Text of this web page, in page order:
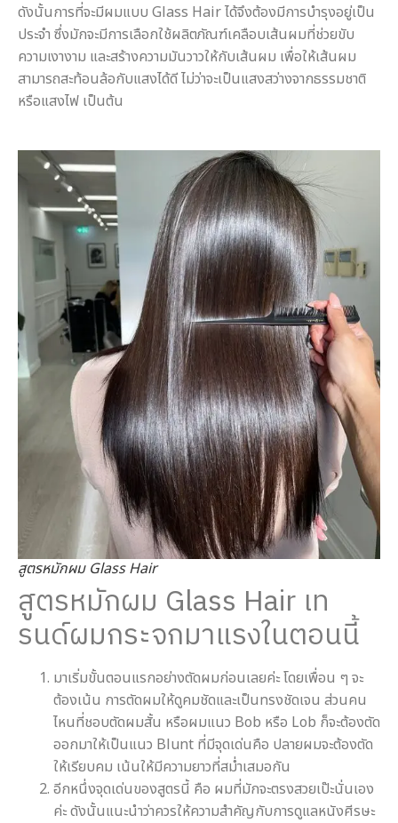
ดังนั้นการที่จะมีผมแบบ Glass Hair ได้จึงต้องมีการบำรุงอยู่เป็น
ประจำ ซึ่งมักจะมีการเลือกใช้ผลิตภัณฑ์เคลือบเส้นผมที่ช่วยขับ
ความเงางาม และสร้างความมันวาวให้กับเส้นผม เพื่อให้เส้นผม
สามารถสะท้อนล้อกับแสงได้ดี ไม่ว่าจะเป็นแสงสว่างจากธรรมชาติ
หรือแสงไฟ เป็นต้น
สูตรหมักผม Glass Hair
สูตรหมักผม Glass Hair เท
รนด์ผมกระจกมาแรงในตอนนี้
มาเริ่มขั้นตอนแรกอย่างตัดผมก่อนเลยค่ะ โดยเพื่อน ๆ จะ
ต้องเน้น การตัดผมให้ดูคมชัดและเป็นทรงชัดเจน ส่วนคน
ไหนที่ชอบตัดผมสั้น หรือผมแนว Bob หรือ Lob ก็จะต้องตัด
ออกมาให้เป็นแนว Blunt ที่มีจุดเด่นคือ ปลายผมจะต้องตัด
ให้เรียบคม เน้นให้มีความยาวที่สม่ำเสมอกัน
อีกหนึ่งจุดเด่นของสูตรนี้ คือ ผมที่มักจะตรงสวยเป๊ะนั่นเอง
ค่ะ ดังนั้นแนะนำว่าควรให้ความสำคัญกับการดูแลหนังศีรษะ